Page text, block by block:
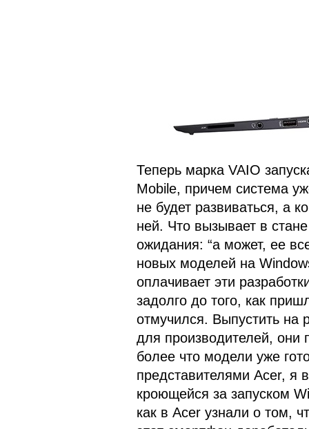
Теперь марка VAIO
Mobile, причем система
не будет развиваться, а
ней. Что вызывает в
ожидания: “а может, ее
новых моделей на
оплачивает эти
задолго до того, как
отмучился. Выпустить на
для производителей,
более что модели уже
представителями Acer, я
кроющейся за запуском
как в Acer узнали о том,